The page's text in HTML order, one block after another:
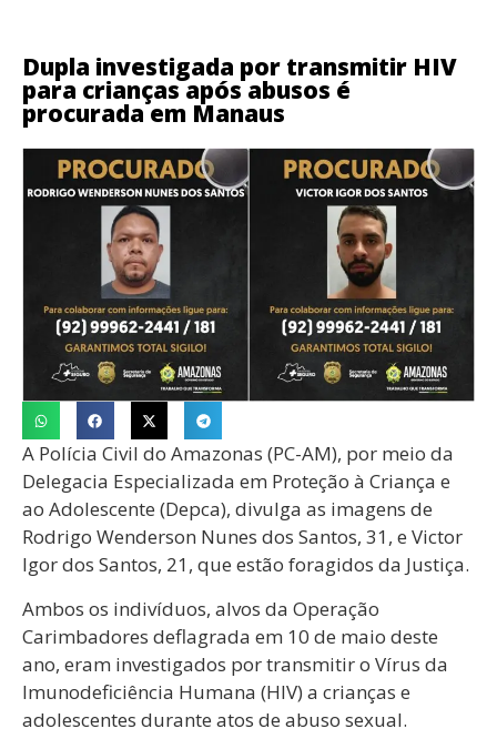
Dupla investigada por transmitir HIV
para crianças após abusos é
procurada em Manaus
A Polícia Civil do Amazonas (PC-AM), por meio da
Delegacia Especializada em Proteção à Criança e
ao Adolescente (Depca), divulga as imagens de
Rodrigo Wenderson Nunes dos Santos, 31, e Victor
Igor dos Santos, 21, que estão foragidos da Justiça.
Ambos os indivíduos, alvos da Operação
Carimbadores deflagrada em 10 de maio deste
ano, eram investigados por transmitir o Vírus da
Imunodeficiência Humana (HIV) a crianças e
adolescentes durante atos de abuso sexual.